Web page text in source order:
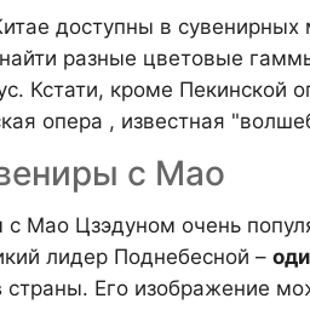
доступны в сувенирных
разные цветовые
Кстати, кроме Пекинской
опера , известная
с Мао
с Мао Цзэдуном очень
лидер Поднебесной –
страны. Его изображение